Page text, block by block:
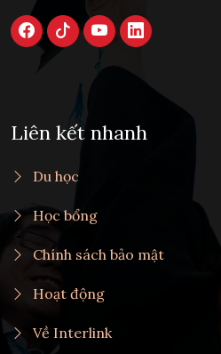
Liên kết nhanh
Du học
Học bổng
Chính sách bảo mật
Hoạt động
Về Interlink